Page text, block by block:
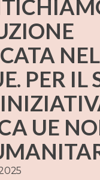
NEL
PER IL
UE